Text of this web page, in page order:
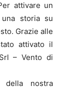
attivare un
storia su
Grazie alle
attivato il
– Vento di
della nostra